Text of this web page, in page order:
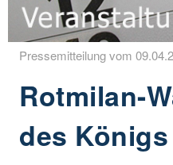
Pressemitteilung vom
Rotmilan-
des